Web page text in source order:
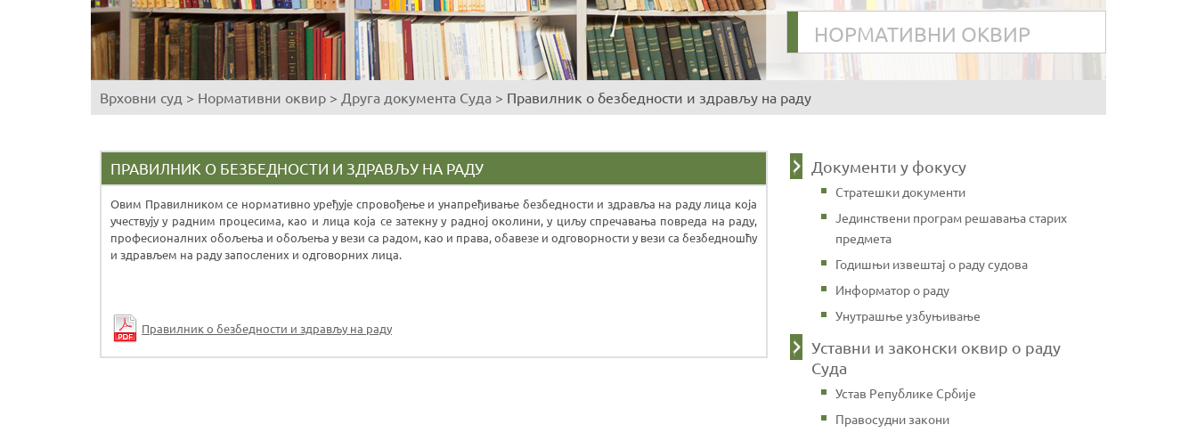
НОРМАТИВНИ ОКВИР
You
here
Врховни суд > Нормативни оквир > Друга документа Суда > Правилник о безбедности и здрављу на раду
ПРАВИЛНИК О БЕЗБЕДНОСТИ И ЗДРАВЉУ НА РАДУ
Овим Правилником се нормативно уређује спровођење и унапређивање безбедности и здравља на раду лица која
учествују у радним процесима, као и лица која се затекну у радној околини, у циљу спречавања повреда на раду,
професионалних обољења и обољења у вези са радом, као и права, обавезе и одговорности у вези са безбедношћу
и здрављем на раду запослених и одговорних лица.
Правилник о безбедности и здрављу на раду
Документи у фокусу
Стратешки документи
Јединствени програм решавања старих
предмета
Годишњи извештај о раду судова
Информатор о раду
Унутрашње узбуњивање
Уставни и законски оквир о раду
Суда
Устав Републике Србије
Правосудни закони